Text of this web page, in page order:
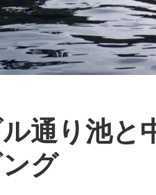
通り池と
グ